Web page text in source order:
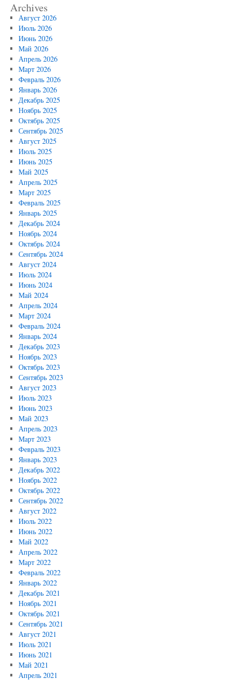
Archives
Август 2026
Июль 2026
Июнь 2026
Май 2026
Апрель 2026
Март 2026
Февраль 2026
Январь 2026
Декабрь 2025
Ноябрь 2025
Октябрь 2025
Сентябрь 2025
Август 2025
Июль 2025
Июнь 2025
Май 2025
Апрель 2025
Март 2025
Февраль 2025
Январь 2025
Декабрь 2024
Ноябрь 2024
Октябрь 2024
Сентябрь 2024
Август 2024
Июль 2024
Июнь 2024
Май 2024
Апрель 2024
Март 2024
Февраль 2024
Январь 2024
Декабрь 2023
Ноябрь 2023
Октябрь 2023
Сентябрь 2023
Август 2023
Июль 2023
Июнь 2023
Май 2023
Апрель 2023
Март 2023
Февраль 2023
Январь 2023
Декабрь 2022
Ноябрь 2022
Октябрь 2022
Сентябрь 2022
Август 2022
Июль 2022
Июнь 2022
Май 2022
Апрель 2022
Март 2022
Февраль 2022
Январь 2022
Декабрь 2021
Ноябрь 2021
Октябрь 2021
Сентябрь 2021
Август 2021
Июль 2021
Июнь 2021
Май 2021
Апрель 2021